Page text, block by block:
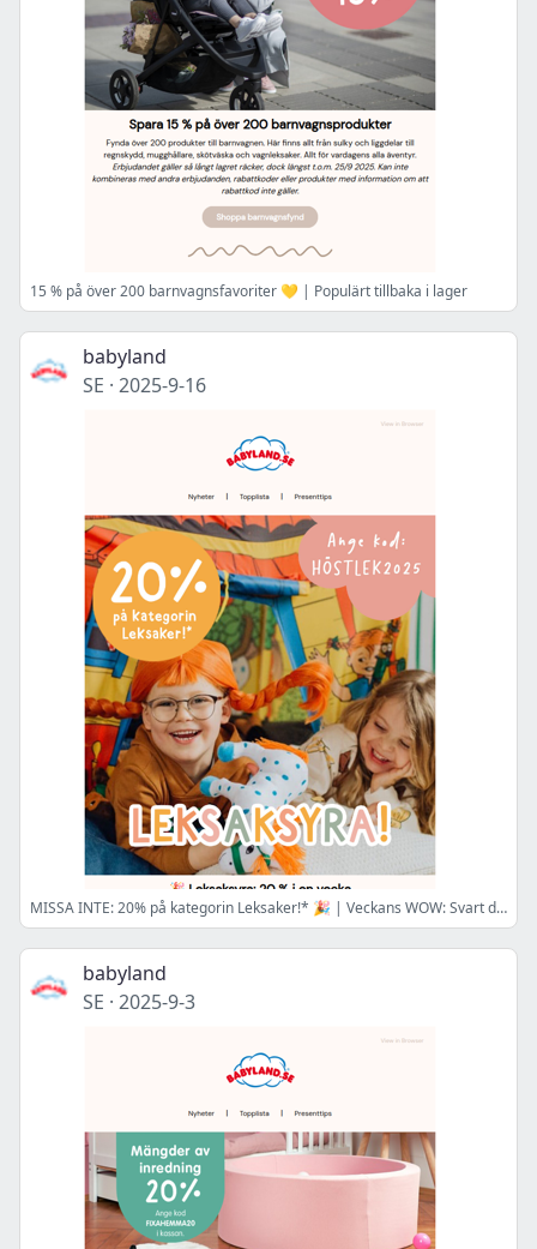
15 % på över 200 barnvagnsfavoriter 💛 | Populärt tillbaka i lager
babyland
SE · 2025-9-16
MISSA INTE: 20% på kategorin Leksaker!* 🎉 | Veckans WOW: Svart dunåkpåse 199 kr 🖤
babyland
SE · 2025-9-3